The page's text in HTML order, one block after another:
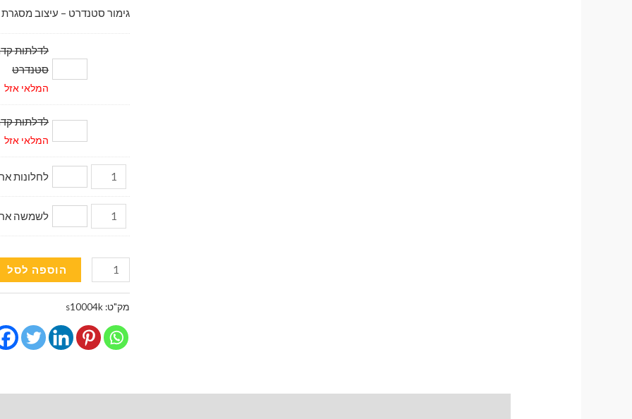
גימור סטנדרט – עיצוב
סטנדרט
המלאי אזל
לדלתות קדמיות
המלאי אזל
לחלונות
לשמשה
כמות
של
וילונות
השחרה
מגנטיים
הוספה לסל
מק"ט: s10004k